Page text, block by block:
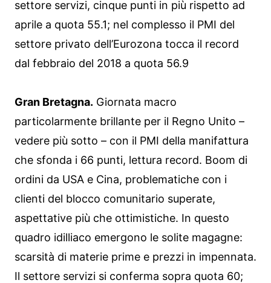
settore servizi, cinque punti in più rispetto ad
aprile a quota 55.1; nel complesso il PMI del
settore privato dell’Eurozona tocca il record
dal febbraio del 2018 a quota 56.9
Gran Bretagna. Giornata macro
particolarmente brillante per il Regno Unito –
vedere più sotto – con il PMI della manifattura
che sfonda i 66 punti, lettura record. Boom di
ordini da USA e Cina, problematiche con i
clienti del blocco comunitario superate,
aspettative più che ottimistiche. In questo
quadro idilliaco emergono le solite magagne:
scarsità di materie prime e prezzi in impennata.
Il settore servizi si conferma sopra quota 60;